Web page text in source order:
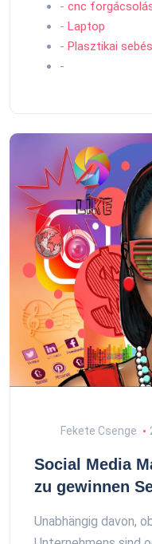
- cnc
- Laptop
- Plasztikai
-
Fekete Csenge
Social Media
zu gewinnen
Unabhängig davon,